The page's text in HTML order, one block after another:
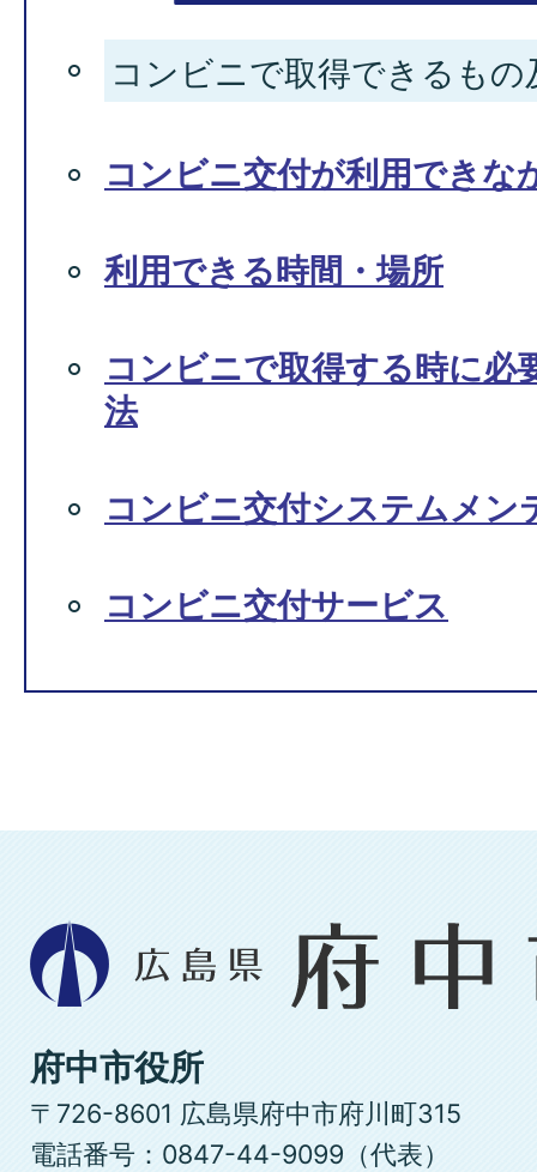
コンビニで取得できるもの
コンビニ交付が利用できな
利用できる時間・場所
コンビニで取得する時に必
法
コンビニ交付システムメン
コンビニ交付サービス
広
島
県
府
中
市
府中市役所
〒726-8601 広島県府中市府川町315
電話番号：0847-44-9099（代表）